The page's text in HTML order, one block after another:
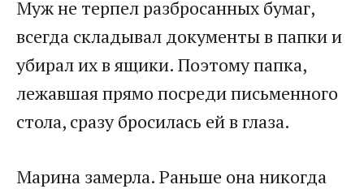
Муж не терпел разбросанных бумаг,
всегда складывал документы в папки и
убирал их в ящики. Поэтому папка,
лежавшая прямо посреди письменного
стола, сразу бросилась ей в глаза.
Марина замерла. Раньше она никогда